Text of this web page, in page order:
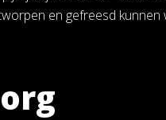
en gefreesd